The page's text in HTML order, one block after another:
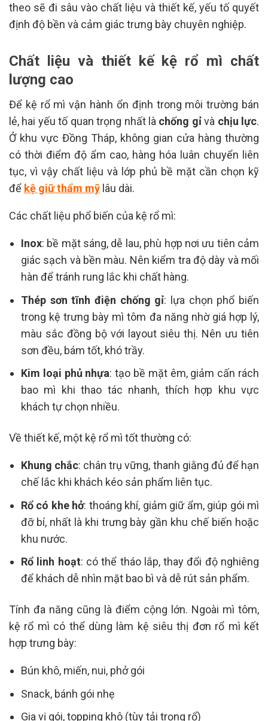
theo sẽ đi sâu vào chất liệu và thiết kế, yếu tố quyết
định độ bền và cảm giác trưng bày chuyên nghiệp.
Chất liệu và thiết kế kệ rổ mì chất
lượng cao
Để kệ rổ mì vận hành ổn định trong môi trường bán
lẻ, hai yếu tố quan trọng nhất là chống gỉvà chịu lực.
Ở khu vực Đồng Tháp, không gian cửa hàng thường
có thời điểm độ ẩm cao, hàng hóa luân chuyển liên
tục, vì vậy chất liệu và lớp phủ bề mặt cần chọn kỹ
để kệ giữ thẩm mỹ lâu dài.
Các chất liệu phổ biến của kệ rổ mì:
Inox: bề mặt sáng, dễ lau, phù hợp nơi ưu tiên cảm
giác sạch và bền màu. Nên kiểm tra độ dày và mối
hàn để tránh rung lắc khi chất hàng.
Thép sơn tĩnh điện chống gỉ: lựa chọn phổ biến
trong kệ trưng bày mì tôm đa năng nhờ giá hợp lý,
màu sắc đồng bộ với layout siêu thị. Nên ưu tiên
sơn đều, bám tốt, khó trầy.
Kim loại phủ nhựa: tạo bề mặt êm, giảm cấn rách
bao mì khi thao tác nhanh, thích hợp khu vực
khách tự chọn nhiều.
Về thiết kế, một kệ rổ mì tốt thường có:
Khung chắc: chân trụ vững, thanh giằng đủ để hạn
chế lắc khi khách kéo sản phẩm liên tục.
Rổ có khe hở: thoáng khí, giảm giữ ẩm, giúp gói mì
đỡ bí, nhất là khi trưng bày gần khu chế biến hoặc
khu nước.
Rổ linh hoạt: có thể tháo lắp, thay đổi độ nghiêng
để khách dễ nhìn mặt bao bì và dễ rút sản phẩm.
Tính đa năng cũng là điểm cộng lớn. Ngoài mì tôm,
kệ rổ mì có thể dùng làm kệ siêu thị đơn rổ mì kết
hợp trưng bày:
Bún khô, miến, nui, phở gói
Snack, bánh gói nhẹ
Gia vị gói, topping khô (tùy tải trọng rổ)